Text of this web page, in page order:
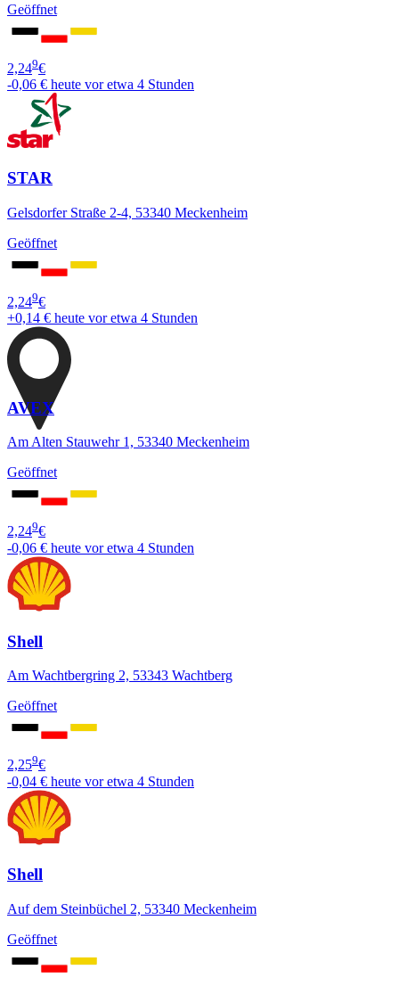
Geöffnet
2,249€
-0,06 € heute vor etwa 4 Stunden
STAR
Gelsdorfer Straße 2-4, 53340 Meckenheim
Geöffnet
2,249€
+0,14 € heute vor etwa 4 Stunden
AVEX
Am Alten Stauwehr 1, 53340 Meckenheim
Geöffnet
2,249€
-0,06 € heute vor etwa 4 Stunden
Shell
Am Wachtbergring 2, 53343 Wachtberg
Geöffnet
2,259€
-0,04 € heute vor etwa 4 Stunden
Shell
Auf dem Steinbüchel 2, 53340 Meckenheim
Geöffnet